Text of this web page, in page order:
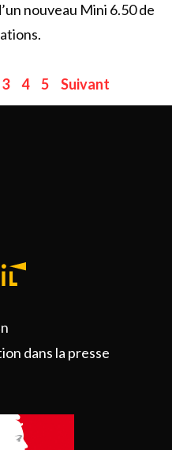
nouveau Mini 6.50 de
3 4 5 Suivant
dans la presse